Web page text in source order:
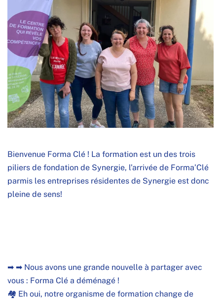
Bienvenue Forma Clé ! La formation est un des trois
piliers de fondation de Synergie, l’arrivée de Forma’Clé
parmis les entreprises résidentes de Synergie est donc
pleine de sens!
➡ ➡ Nous avons une grande nouvelle à partager avec
vous : Forma Clé a déménagé !
🏘 Eh oui, notre organisme de formation change de